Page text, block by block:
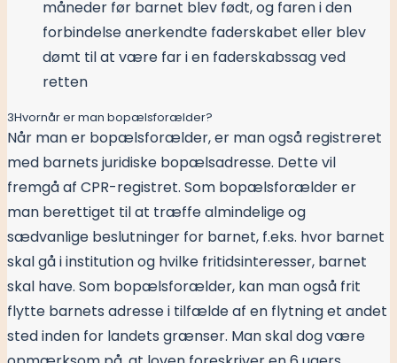
måneder før barnet blev født, og faren i den
forbindelse anerkendte faderskabet eller blev
dømt til at være far i en faderskabssag ved
retten
3Hvornår er man bopælsforælder?
Når man er bopælsforælder, er man også registreret
med barnets juridiske bopælsadresse. Dette vil
fremgå af CPR-registret. Som bopælsforælder er
man berettiget til at træffe almindelige og
sædvanlige beslutninger for barnet, f.eks. hvor barnet
skal gå i institution og hvilke fritidsinteresser, barnet
skal have. Som bopælsforælder, kan man også frit
flytte barnets adresse i tilfælde af en flytning et andet
sted inden for landets grænser. Man skal dog være